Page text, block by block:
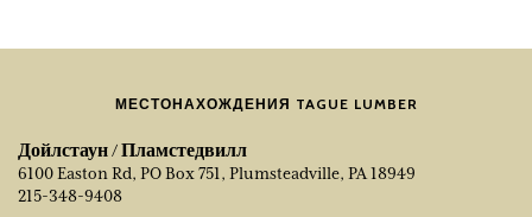
МЕСТОНАХОЖДЕНИЯ TAGUE LUMBER
Дойлстаун / Пламстедвилл
6100 Easton Rd, PO Box 751, Plumsteadville, PA 18949
215-348-9408